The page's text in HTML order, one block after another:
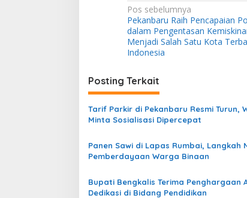
N
a
v
i
g
a
s
i
p
o
s
Pos sebelumnya
Pekanbaru Raih Pencapaian
dalam Pengentasan
Menjadi Salah Satu Kota
Indonesia
Posting Terkait
Tarif Parkir di Pekanbaru Resmi Turun,
Minta Sosialisasi Dipercepat
Panen Sawi di Lapas Rumbai, Langkah
Pemberdayaan Warga Binaan
Bupati Bengkalis Terima Penghargaan
Dedikasi di Bidang Pendidikan